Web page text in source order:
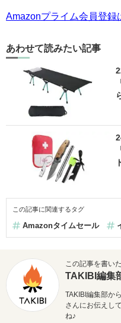
Amazonプライム会員登録
あわせて読みたい記事
この記事に関連するタグ
Amazonタイムセール
この記事を書い
TAKIBI編集
TAKIBI編集部か
さんにお伝えし
ね♪